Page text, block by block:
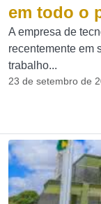
em todo o
A empresa de
recentemente em
trabalho...
23 de setembro de